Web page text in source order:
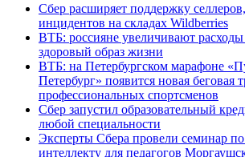
Сбер расширяет поддержку
инцидентов на складах Wildberries
ВТБ: россияне увеличивают расходы
здоровый образ жизни
ВТБ: на Петербургском марафоне
Петербург» появится новая беговая
профессиональных спортсменов
Сбер запустил образовательный
любой специальности
Эксперты Сбера провели семинар
интеллекту для педагогов